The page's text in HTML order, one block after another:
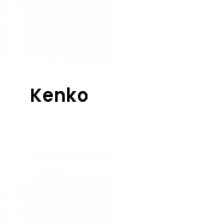
Kenko